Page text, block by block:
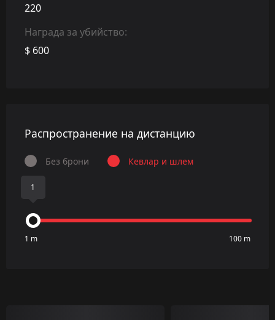
220
Награда за убийство:
$ 600
Распространение на дистанцию
Без брони Кевлар и шлем
1
1 m 100 m